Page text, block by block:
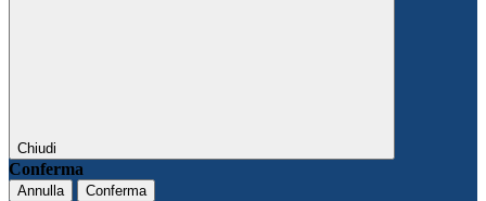
Chiudi
Conferma
Annulla Conferma